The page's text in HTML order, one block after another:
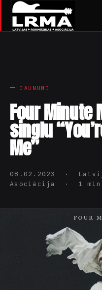
JAUNUMI
Four Minute
singlu
Me”
08.02.2023 ·
Asociācija · 1 min